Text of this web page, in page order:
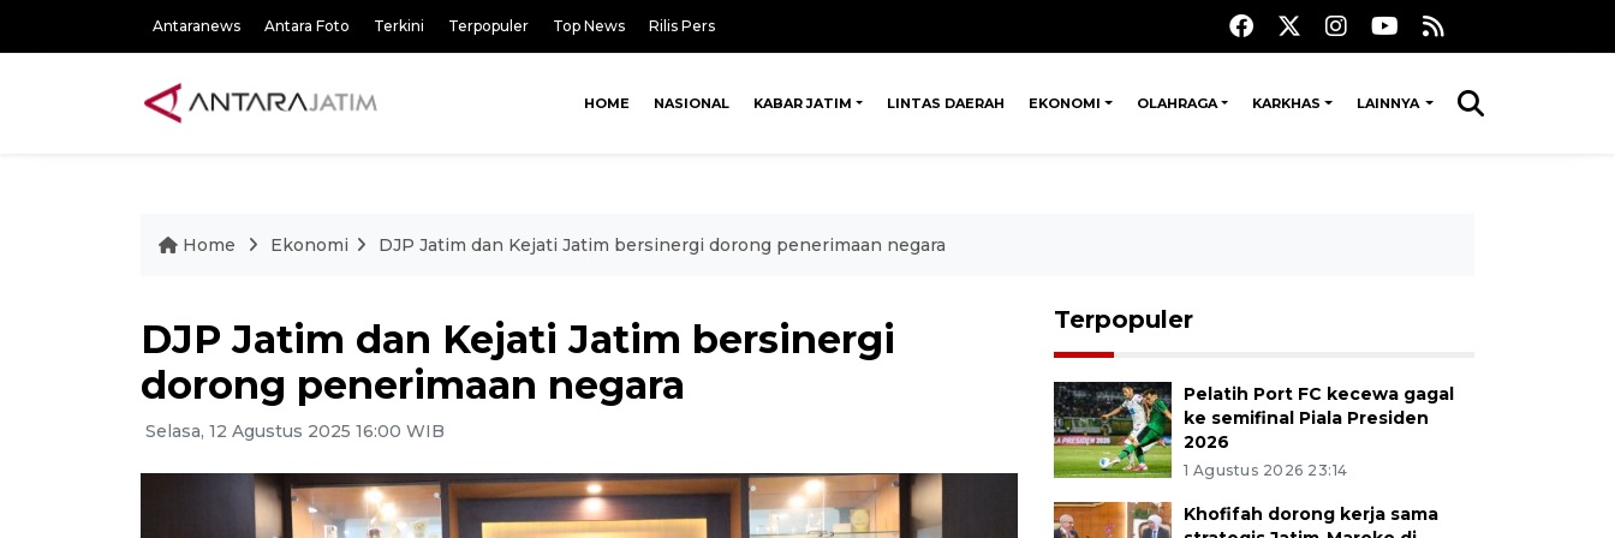
Antaranews Antara Foto Terkini Terpopuler Top News Rilis Pers
HOME NASIONAL KABAR JATIM LINTAS DAERAH EKONOMI OLAHRAGA KARKHAS LAINNYA
Home Ekonomi DJP Jatim dan Kejati Jatim bersinergi dorong penerimaan negara
DJP Jatim dan Kejati Jatim bersinergi
dorong penerimaan negara
Selasa, 12 Agustus 2025 16:00 WIB
Terpopuler
Pelatih Port FC kecewa gagal
ke semifinal Piala Presiden
2026
1 Agustus 2026 23:14
Khofifah dorong kerja sama